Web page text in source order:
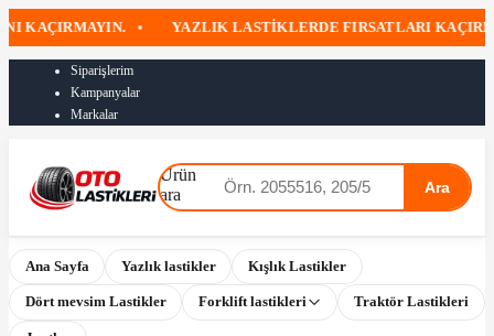
• YAZLIK LASTIKLERDE FIRSATLARI
Siparişlerim
Kampanyalar
Markalar
Ürün
ara
Ara
Ana Sayfa Yazlık lastikler Kışlık Lastikler
Dört mevsim Lastikler Forklift lastikleri Traktör Lastikleri